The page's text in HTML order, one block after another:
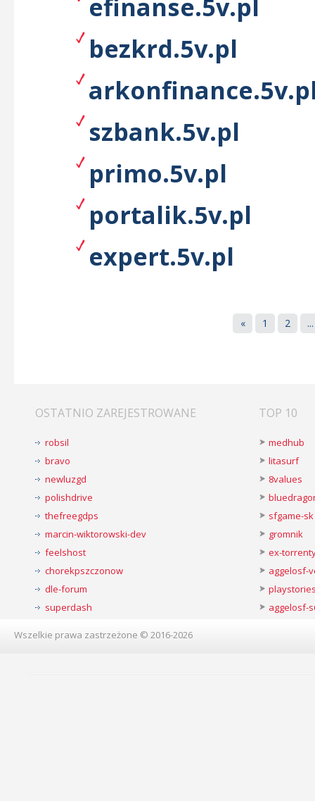
efinanse.5v.pl
bezkrd.5v.pl
szbank.5v.pl
primo.5v.pl
portalik.5v.pl
expert.5v.pl
« 1 2 ...
OSTATNIO ZAREJESTROWANE
robsil
bravo
newluzgd
polishdrive
thefreegdps
marcin-wiktorowski-dev
feelshost
chorekpszczonow
dle-forum
superdash
TOP 10
medhub
litasurf
8values
sfgame-sk
gromnik
ex-
aggelosf-
aggelosf-
Wszelkie prawa zastrzeżone © 2016-2026